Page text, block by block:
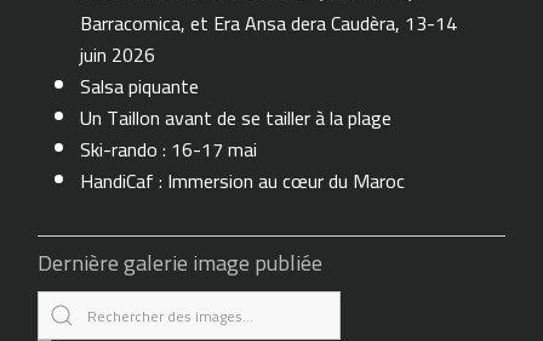
Barracomica, et Era Ansa dera Caudèra, 13-14
juin 2026
Salsa piquante
Un Taillon avant de se tailler à la plage
Ski-rando : 16-17 mai
HandiCaf : Immersion au cœur du Maroc
Dernière galerie image publiée